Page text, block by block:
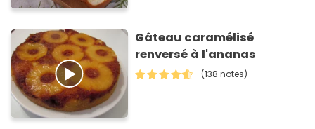
Gâteau caramélisé
renversé à l'ananas
(138 notes)